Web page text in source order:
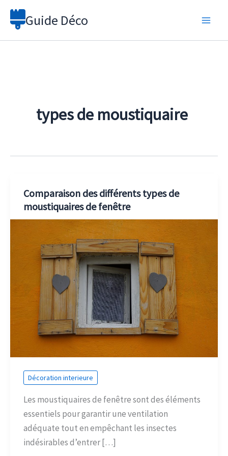
Aller
Guide Déco
types de moustiquaire
Comparaison des différents types de
moustiquaires de fenêtre
Décoration interieure
Les moustiquaires de fenêtre sont des éléments
essentiels pour garantir une ventilation
adéquate tout en empêchant les insectes
indésirables d’entrer […]